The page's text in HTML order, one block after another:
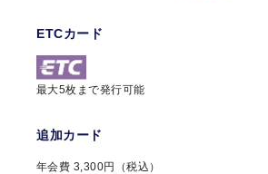
ETCカード
最大5枚まで発行可能
追加カード
年会費 3,300円（税込）